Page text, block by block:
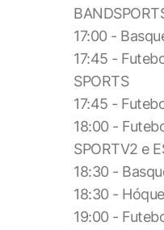
17:00 -
17:45 -
SPORTS
17:45 -
18:00 -
SPORTV2 e
18:30 -
18:30 -
19:00 -